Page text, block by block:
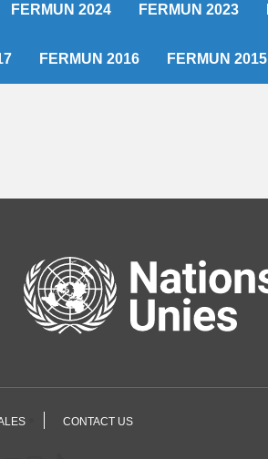
FERMUN 2024 FERMUN 2023
FERMUN 2016 FERMUN 2015
CONTACT US